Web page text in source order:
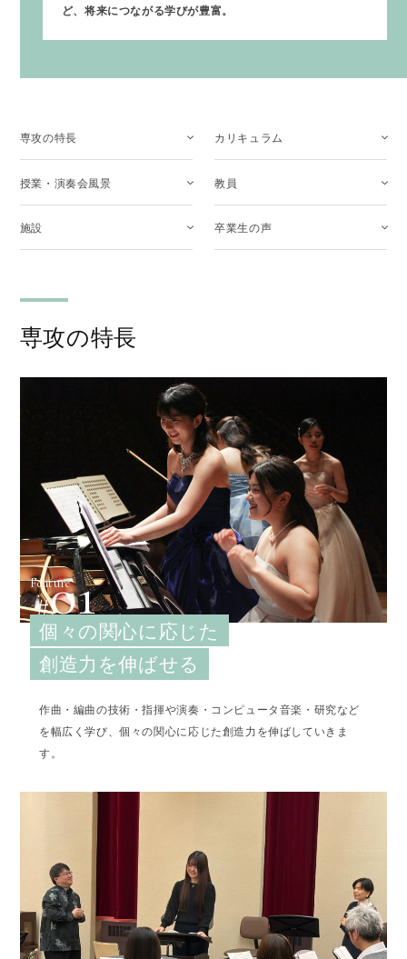
ど、将来につながる学びが豊富。
専攻の特長 カリキュラム
授業・演奏会風景 教員
施設 卒業生の声
専攻の特長
Feature01
個々の関心に応じた
創造力を伸ばせる
作曲・編曲の技術・指揮や演奏・コンピュータ音楽・研究など
を幅広く学び、個々の関心に応じた創造力を伸ばしていきま
す。